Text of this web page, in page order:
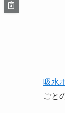
吸水
ごと